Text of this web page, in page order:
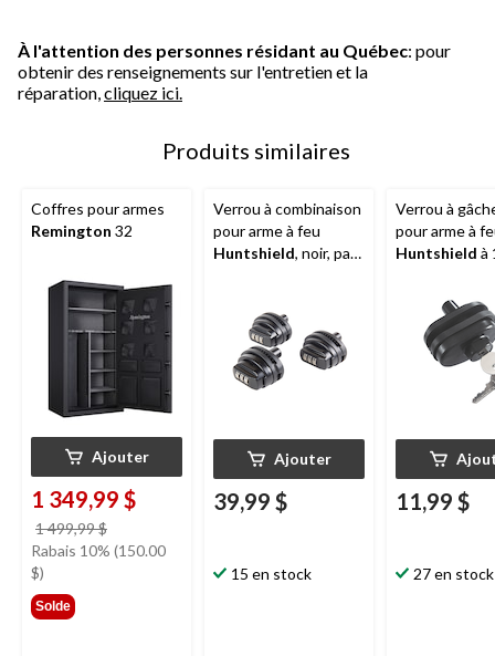
À l'attention des personnes résidant au Québec: pour
obtenir des renseignements sur l'entretien et la
réparation, cliquez ici.
Produits similaires
Coffres pour armes
Remington 32
Ajouter
1 349,99 $
1 499,99 $
était
Rabais 10% (150.00
$)
Solde
Verrou à combinaison
pour arme à feu
Huntshield, noir, paq.
Ajouter
39,99 $
15 en stock
Verrou à
pour arme à
Huntshield à
11,99 $
27 en stock